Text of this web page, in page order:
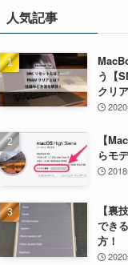
人気記事
う【
クリ
【
らモ
【裏
でき
方！